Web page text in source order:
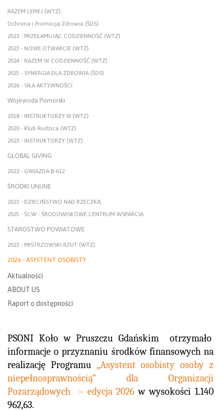
RAZEM LEPIEJ (WTZ)
Ochrona i Promocja Zdrowia (ŚDS)
2022 - PRZEŁAMUJĄC CODZIENNOŚĆ (WTZ)
2023 - NOWE OTWARCIE (WTZ)
2024 - RAZEM W CODZIENNOŚĆ (WTZ)
2025 - SYNERGIA DLA ZDROWIA (ŚDS)
2026 - SIŁA AKTYWNOŚCI
Wojewoda Pomorski
2018 - INSTRUKTORZY III (WTZ)
2020 - Klub Rodzica (WTZ)
2023 - INSTRUKTORZY (WTZ)
GLOBAL GIVING
2022 - GWIAZDA B-612
ŚRODKI UNIJNE
2023 - DZIECIŃSTWO NAD RZECZKĄ
2025 - ŚCW - ŚRODOWISKOWE CENTRUM WSPARCIA
STAROSTWO POWIATOWE
2023 - MISTRZOWSKI RZUT (WTZ)
2026 - ASYSTENT OSOBISTY
Aktualności
ABOUT US
Raport o dostępności
PSONI Koło w Pruszczu Gdańskim otrzymało
informacje o przyznaniu środków finansowych na
realizację Programu „Asystent osobisty osoby z
niepełnosprawnością” dla Organizacji
Pozarządowych – edycja 2026w wysokości 1.140
962,63.